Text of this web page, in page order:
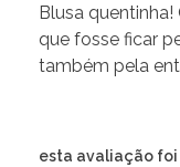
Blusa quentinha!
que fosse ficar
também pela
esta avaliação